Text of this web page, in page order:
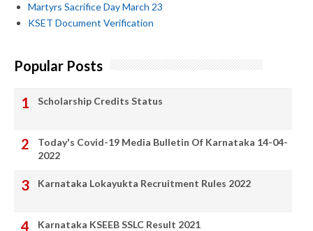
Martyrs Sacrifice Day March 23
KSET Document Verification
Popular Posts
Scholarship Credits Status
Today's Covid-19 Media Bulletin Of Karnataka 14-04-
2022
Karnataka Lokayukta Recruitment Rules 2022
Karnataka KSEEB SSLC Result 2021